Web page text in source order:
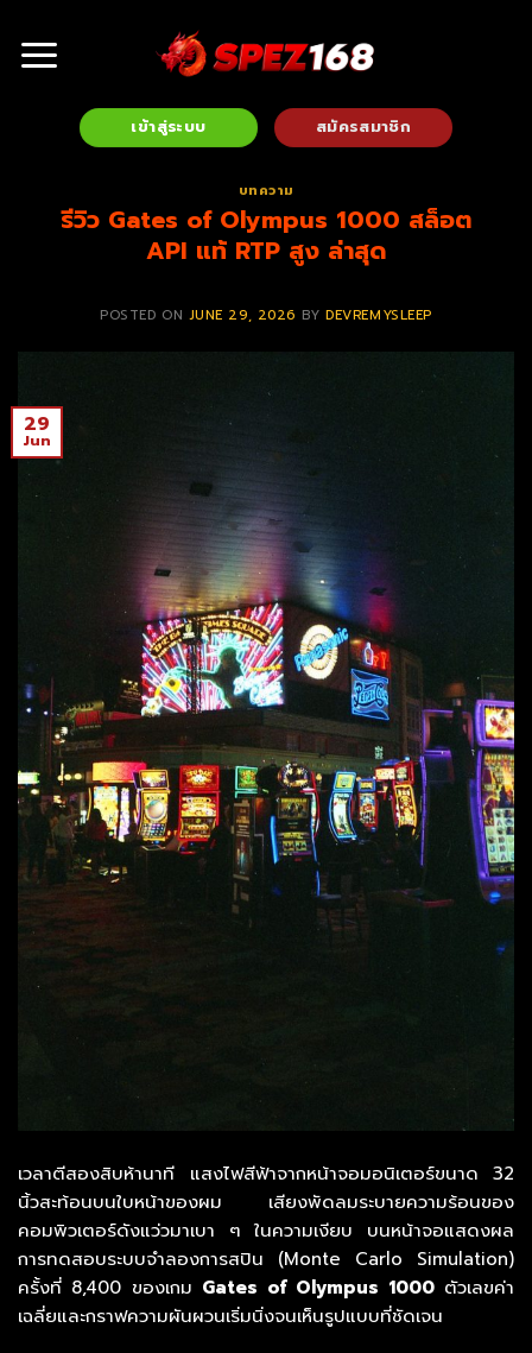
content
เข้าสู่ระบบ สมัครสมาชิก
บทความ
รีวิว Gates of Olympus 1000 สล็อต
API แท้ RTP สูง ล่าสุด
POSTED ON JUNE 29, 2026 BYDEVREMYSLEEP
29
Jun
เวลาตีสองสิบห้านาที แสงไฟสีฟ้าจากหน้าจอมอนิเตอร์ขนาด 32
นิ้วสะท้อนบนใบหน้าของผม เสียงพัดลมระบายความร้อนของ
คอมพิวเตอร์ดังแว่วมาเบา ๆ ในความเงียบ บนหน้าจอแสดงผล
การทดสอบระบบจำลองการสปิน (Monte Carlo Simulation)
ครั้งที่ 8,400 ของเกม Gates of Olympus 1000ตัวเลขค่า
เฉลี่ยและกราฟความผันผวนเริ่มนิ่งจนเห็นรูปแบบที่ชัดเจน